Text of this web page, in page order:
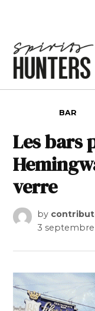
BAR
Les bars
verre
by
3 septembre